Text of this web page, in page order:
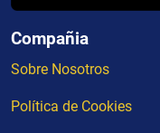
Compañia
Sobre Nosotros
Política de Cookies